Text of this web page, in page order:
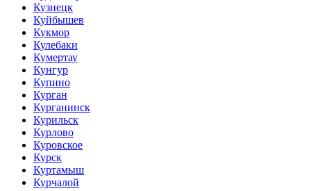
Кузнецк
Куйбышев
Кукмор
Кулебаки
Кумертау
Кунгур
Купино
Курган
Курганинск
Курильск
Курлово
Куровское
Курск
Куртамыш
Курчалой